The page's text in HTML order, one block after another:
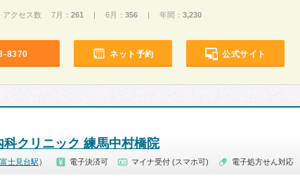
アクセス数 7月： 261 | 6月： 356 | 年間： 3,230
8370 ネット予約 公式サイト
クリニック 練馬中村橋院
富士見台駅 ） 電子決済可 マイナ受付 (スマホ可) 電子処方せん対応